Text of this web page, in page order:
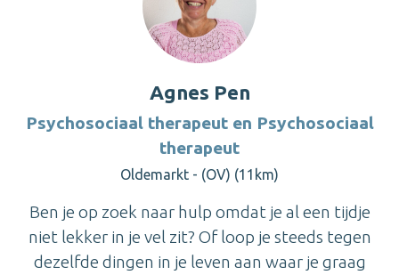
Agnes Pen
Psychosociaal therapeut en Psychosociaal
therapeut
Oldemarkt - (OV) (11km)
Ben je op zoek naar hulp omdat je al een tijdje
niet lekker in je vel zit? Of loop je steeds tegen
dezelfde dingen in je leven aan waar je graag